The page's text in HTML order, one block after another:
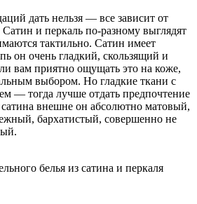
дать нельзя — все зависит от
и перкаль по-разному выглядят
тактильно. Сатин имеет
он очень гладкий, скользящий и
вам приятно ощущать это на коже,
выбором. Но гладкие ткани с
— тогда лучше отдать предпочтение
внешне он абсолютно матовый,
бархатистый, совершенно не
белья из сатина и перкаля